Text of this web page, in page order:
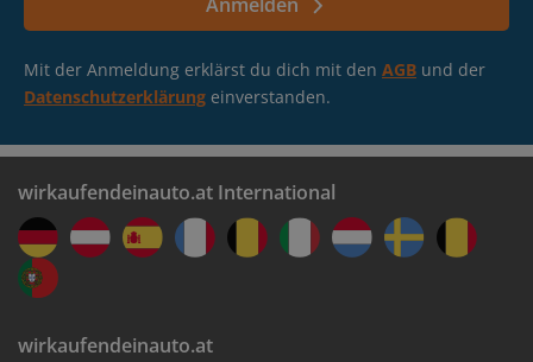
Mit der Anmeldung erklärst du dich mit den AGB und der
Datenschutzerklärung einverstanden.
wirkaufendeinauto.at International
wirkaufendeinauto.at